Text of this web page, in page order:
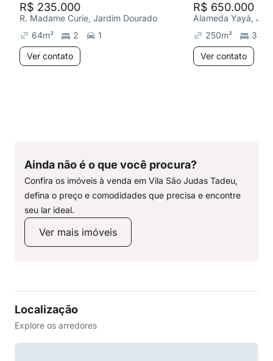
R$ 235.000
R. Madame Curie, Jardim Dourado
64m² 2
1
Ver contato
R$ 650.000
Alameda Yayá,
250m²
3
Ver contato
Ainda não é o que você procura?
Confira os imóveis à venda em Vila São Judas Tadeu,
defina o preço e comodidades que precisa e encontre
seu lar ideal.
Ver mais imóveis
Localização
Explore os arredores